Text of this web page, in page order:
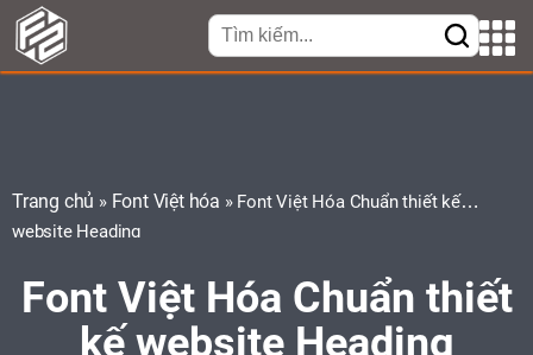
Trang chủ » Font Việt hóa » Font Việt Hóa Chuẩn thiết kế
website Heading
Font Việt Hóa Chuẩn thiết
kế website Heading